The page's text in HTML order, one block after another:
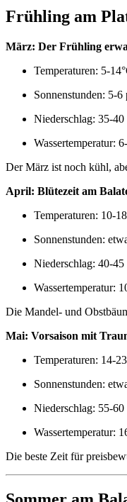
Frühling am
März: Der Frühling
Temperaturen: 5-
Sonnenstunden: 5-6
Niederschlag: 35-40
Wassertemperatur:
Der März ist noch kühl,
April: Blütezeit am
Temperaturen: 10-
Sonnenstunden:
Niederschlag: 40-45
Wassertemperatur:
Die Mandel- und
Mai: Vorsaison mit
Temperaturen: 14-
Sonnenstunden:
Niederschlag: 55-60
Wassertemperatur:
Die beste Zeit für